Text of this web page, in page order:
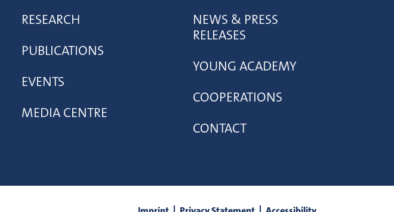
RESEARCH
PUBLICATIONS
EVENTS
MEDIA CENTRE
NEWS & PRESS
RELEASES
YOUNG ACADEMY
COOPERATIONS
CONTACT